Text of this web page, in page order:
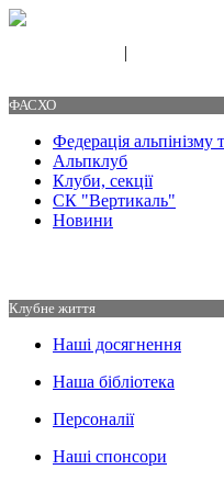
|
ФАСХО
Федерація альпінізму
Альпклуб
Клуби, секції
СК "Вертикаль"
Новини
Клубне життя
Наші досягнення
Наша бібліотека
Персоналії
Наші спонсори